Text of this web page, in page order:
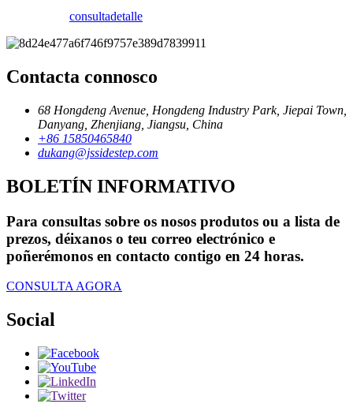
consultadetalle
Contacta connosco
68 Hongdeng Avenue, Hongdeng Industry Park, Jiepai Town,
Danyang, Zhenjiang, Jiangsu, China
+86 15850465840
dukang@jssidestep.com
BOLETÍN INFORMATIVO
Para consultas sobre os nosos produtos ou a lista de
prezos, déixanos o teu correo electrónico e
poñerémonos en contacto contigo en 24 horas.
CONSULTA AGORA
Social